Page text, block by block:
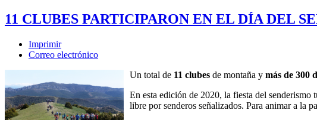
11 CLUBES PARTICIPARON EN EL DÍA DEL
Imprimir
Correo electrónico
Un total de 11 clubes de montaña y más de 300
En esta edición de 2020, la fiesta del
libre por senderos señalizados. Para animar a la